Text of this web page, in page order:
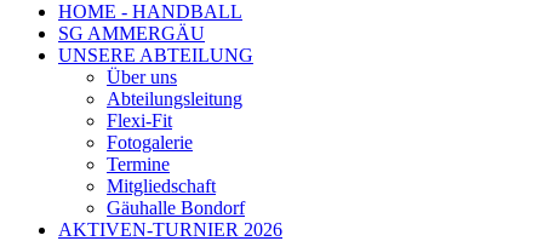
HOME - HANDBALL
SG AMMERGÄU
UNSERE ABTEILUNG
Über uns
Abteilungsleitung
Flexi-Fit
Fotogalerie
Termine
Mitgliedschaft
Gäuhalle Bondorf
AKTIVEN-TURNIER 2026